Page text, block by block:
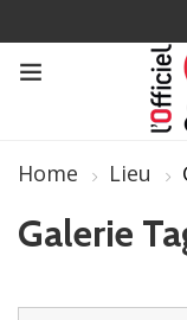
Home Lieu
Galerie